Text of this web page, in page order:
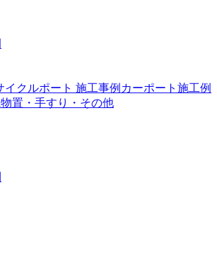
カーポート施工例
物置・手すり・その他